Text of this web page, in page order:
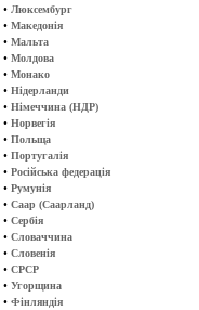
• Люксембург
• Македонія
• Мальта
• Молдова
• Монако
• Нідерланди
• Німеччина (НДР)
• Норвегія
• Польща
• Португалія
• Російська федерація
• Румунія
• Саар (Саарланд)
• Сербія
• Словаччина
• Словенія
• СРСР
• Угорщина
• Фінляндія